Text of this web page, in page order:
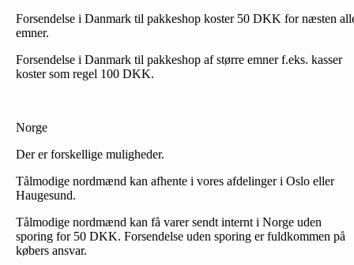
Forsendelse i Danmark til pakkeshop koster 50 DKK for næsten
emner.
Forsendelse i Danmark til pakkeshop af større emner f.eks. kasser
koster som regel 100 DKK.
Norge
Der er forskellige muligheder.
Tålmodige nordmænd kan afhente i vores afdelinger i Oslo eller
Haugesund.
Tålmodige nordmænd kan få varer sendt internt i Norge uden
sporing for 50 DKK. Forsendelse uden sporing er fuldkommen på
købers ansvar.